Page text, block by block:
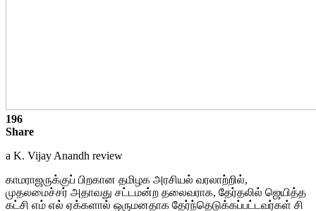
196
Share
a K. Vijay Anandh review
காமராஜருக்குப் பிறகான தமிழக அரசியல் வரலாற்றில்,
முதலமைச்சர் அதாவது சட்டமன்ற தலைவராக, தேர்தலில் ஜெயித்த
கட்சி எம் எல் ஏக்களால் ஒருமனதாக தேர்ந்தெடுக்கப்பட்டவர்கள் சி